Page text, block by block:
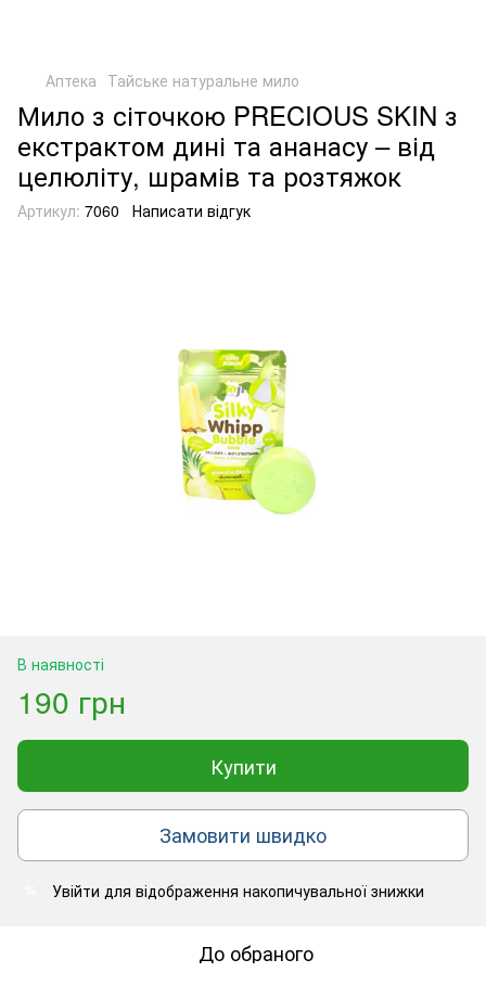
Аптека Тайське натуральне мило
Мило з сіточкою PRECIOUS SKIN з
екстрактом дині та ананасу – від
целюліту, шрамів та розтяжок
Артикул: 7060 Написати відгук
В наявності
190 грн
Купити
Замовити швидко
Увійти для відображення накопичувальної знижки
До обраного